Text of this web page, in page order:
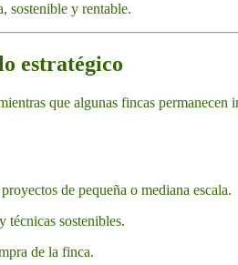
sostenible y rentable.
estratégico
que algunas fincas
de pequeña o mediana escala.
técnicas sostenibles.
de la finca.